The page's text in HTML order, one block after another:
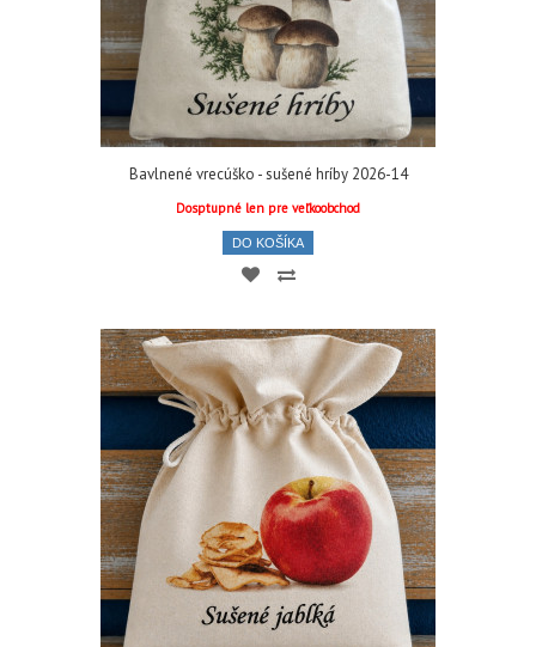
Bavlnené vrecúško - sušené hríby 2026-14
Dosptupné len pre veľkoobchod
DO KOŠÍKA